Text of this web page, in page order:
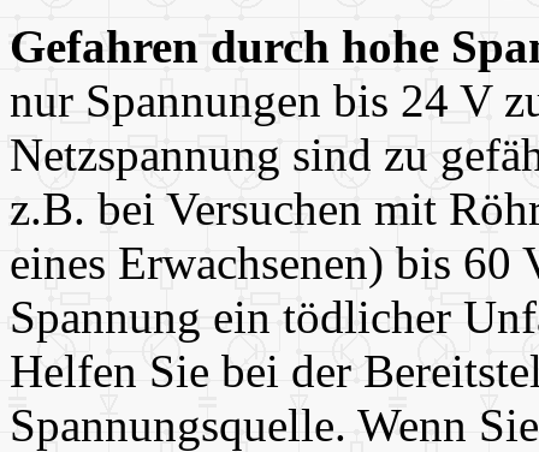
Gefahren durch hohe
nur Spannungen bis 24 V
Netzspannung sind zu
z.B. bei Versuchen mit
eines Erwachsenen) bis 60
Spannung ein tödlicher
Helfen Sie bei der
Spannungsquelle. Wenn